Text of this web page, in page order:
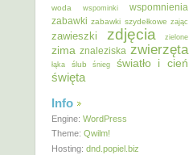
woda wspominki
wspomnienia
zabawki zabawki szydełkowe zając
zawieszki zdjęcia zielone
zima znaleziska zwierzęta
łąka ślub śnieg światło i cień
święta
Info
Engine: WordPress
Theme: Qwilm!
Hosting: dnd.popiel.biz